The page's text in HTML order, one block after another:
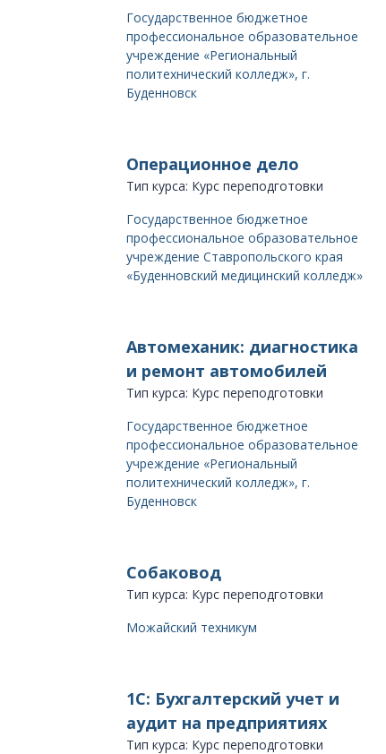
Государственное бюджетное
профессиональное образовательное
учреждение «Региональный
политехнический колледж», г.
Буденновск
Операционное дело
Тип курса: Курс переподготовки
Государственное бюджетное
профессиональное образовательное
учреждение Ставропольского края
«Буденновский медицинский колледж»
Автомеханик: диагностика
и ремонт автомобилей
Тип курса: Курс переподготовки
Государственное бюджетное
профессиональное образовательное
учреждение «Региональный
политехнический колледж», г.
Буденновск
Собаковод
Тип курса: Курс переподготовки
Можайский техникум
1С: Бухгалтерский учет и
аудит на предприятиях
Тип курса: Курс переподготовки